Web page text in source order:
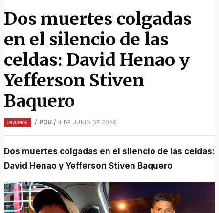
Dos muertes colgadas
en el silencio de las
celdas: David Henao y
Yefferson Stiven
Baquero
IBAGUÉ / POR / 4 DE JUNIO DE 2026
Dos muertes colgadas en el silencio de las celdas:
David Henao y Yefferson Stiven Baquero